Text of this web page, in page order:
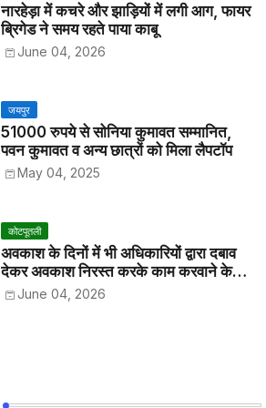
नारहेड़ा में कचरे और झाड़ियों में लगी आग, फायर
ब्रिगेड ने समय रहते पाया काबू
June 04, 2026
जयपुर
51000 रुपये से सोनिया कुमावत सम्मानित,
पवन कुमावत व अन्य छात्रों को मिला लैपटॉप
May 04, 2025
कोटपूतली
अवकाश के दिनों में भी अधिकारियों द्वारा दबाव
देकर अवकाश निरस्त करके काम करवाने के
विरोध में कर्मचारियों ने जिला कलेक्टर को सीएस
के नाम दिया ज्ञापन
June 04, 2026